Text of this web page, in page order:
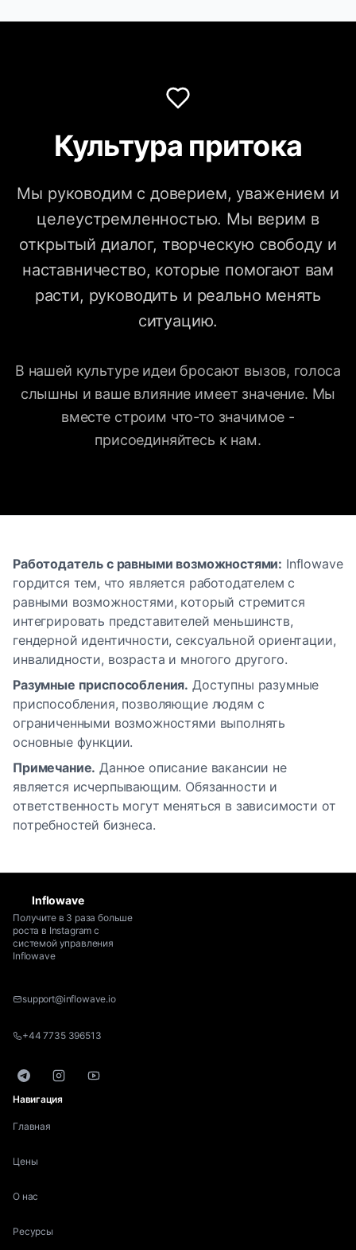
Культура притока
Мы руководим с доверием, уважением и
целеустремленностью. Мы верим в
открытый диалог, творческую свободу и
наставничество, которые помогают вам
расти, руководить и реально менять
ситуацию.
В нашей культуре идеи бросают вызов, голоса
слышны и ваше влияние имеет значение. Мы
вместе строим что-то значимое -
присоединяйтесь к нам.
Работодатель с равными возможностями: Inflowave
гордится тем, что является работодателем с
равными возможностями, который стремится
интегрировать представителей меньшинств,
гендерной идентичности, сексуальной ориентации,
инвалидности, возраста и многого другого.
Разумные приспособления. Доступны разумные
приспособления, позволяющие людям с
ограниченными возможностями выполнять
основные функции.
Примечание. Данное описание вакансии не
является исчерпывающим. Обязанности и
ответственность могут меняться в зависимости от
потребностей бизнеса.
Inflowave
Получите в 3 раза больше
роста в Instagram с
системой управления
Inflowave
support@inflowave.io
+44 7735 396513
TelegramInstagramYouTube
Навигация
Главная
Цены
О нас
Ресурсы